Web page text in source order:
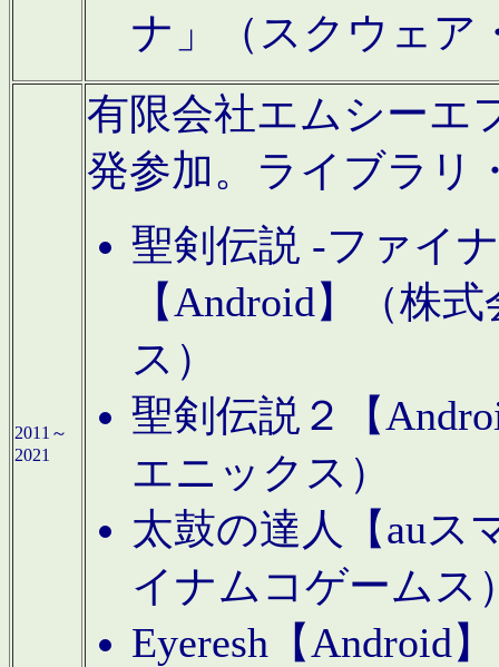
ナ」（スクウェア
2011～
2021
有限会社エムシーエ
発参加。ライブラリ
聖剣伝説 -ファイ
【Android】（株
ス）
聖剣伝説２【
エニックス）
太鼓の達人【auス
イナムコゲームス
Eyeresh【Android